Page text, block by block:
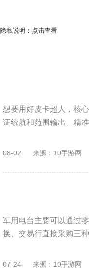
隐私说明： 点击查看
想要用好皮卡超人，核
证续航和范围输出、精
08-02 来源：10手游网
军用电台主要可以通过
换、交易行直接采购三
07-24 来源：10手游网